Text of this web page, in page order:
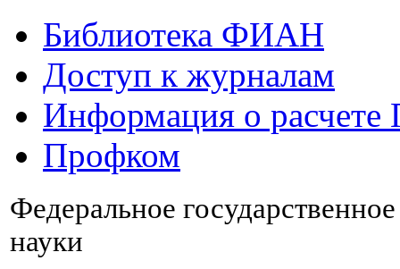
Библиотека ФИАН
Доступ к журналам
Информация о
Профком
Федеральное
науки